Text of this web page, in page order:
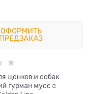
ОФОРМИТЬ
ПРЕДЗАКАЗ
щенков и собак
гурман мусс с